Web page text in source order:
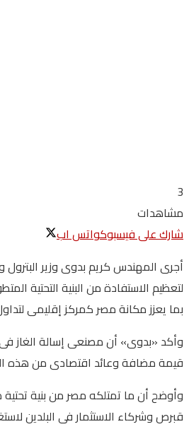
3
مشاهدات
شارك على فيسبوكواتس اب
أجرى المهندس كريم بدوى وزير البترول
لتعظيم الاستفادة من البنية التحتية
بما يعزز مكانة مصر كمركز إقليمى
وأكد «بدوى» أن مصنعى إسالة الغاز فى
قيمة مضافة وعائد اقتصادى من هذه
وأوضح أن ما تمتلكه مصر من بنية تحتية
قبرص وشركاء الاستثمار فى البلدين